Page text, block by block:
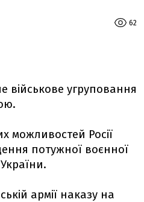
62
військове угруповання
можливостей Росії
потужної воєнної
армії наказу на